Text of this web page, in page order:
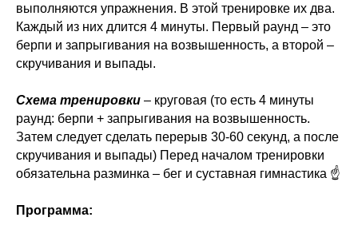
выполняются упражнения. В этой тренировке их два.
Каждый из них длится 4 минуты. Первый раунд – это
берпи и запрыгивания на возвышенность, а второй –
скручивания и выпады.
Схема тренировки – круговая (то есть 4 минуты
раунд: берпи + запрыгивания на возвышенность.
Затем следует сделать перерыв 30-60 секунд, а после
скручивания и выпады) Перед началом тренировки
обязательна разминка – бег и суставная гимнастика ☝️
Программа: